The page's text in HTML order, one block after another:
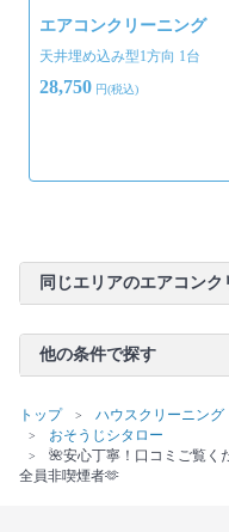
エアコンクリーニング
天井埋め込み型1方向 1台
28,750 円(税込)
同じエリアのエアコン
他の条件で探す
トップ ハウスクリーニング
おそうじシタロー
🌺安心丁寧！口コミご覧
全員非喫煙者🫶